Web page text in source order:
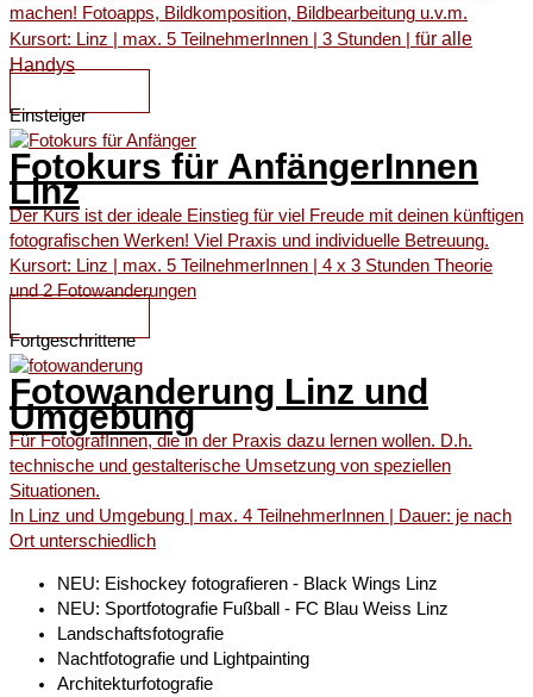
machen! Fotoapps, Bildkomposition, Bildbearbeitung u.v.m.
Kursort: Linz | max. 5 TeilnehmerInnen | 3 Stunden | für alle
Handys
Einsteiger
Fotokurs für AnfängerInnen
Linz
Der Kurs ist der ideale Einstieg für viel Freude mit deinen künftigen
fotografischen Werken! Viel Praxis und individuelle Betreuung.
Kursort: Linz | max. 5 TeilnehmerInnen | 4 x 3 Stunden Theorie
und 2 Fotowanderungen
Fortgeschrittene
Fotowanderung Linz und
Umgebung
Für FotografInnen, die in der Praxis dazu lernen wollen. D.h.
technische und gestalterische Umsetzung von speziellen
Situationen.
In Linz und Umgebung | max. 4 TeilnehmerInnen | Dauer: je nach
Ort unterschiedlich
NEU: Eishockey fotografieren - Black Wings Linz
NEU: Sportfotografie Fußball - FC Blau Weiss Linz
Landschaftsfotografie
Nachtfotografie und Lightpainting
Architekturfotografie